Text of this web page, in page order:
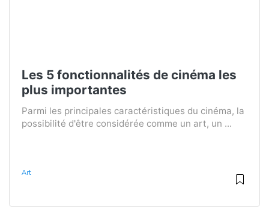
Les 5 fonctionnalités de cinéma les
plus importantes
Parmi les principales caractéristiques du cinéma, la
possibilité d'être considérée comme un art, un ...
Art